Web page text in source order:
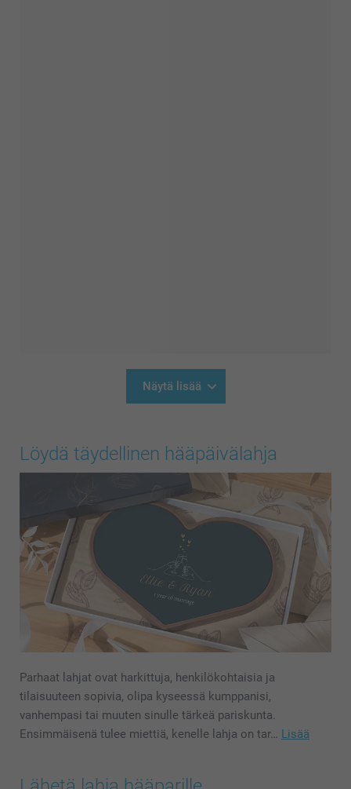
Näytä lisää
Löydä täydellinen hääpäivälahja
Parhaat lahjat ovat harkittuja, henkilökohtaisia ja
tilaisuuteen sopivia, olipa kyseessä kumppanisi,
vanhempasi tai muuten sinulle tärkeä pariskunta.
Ensimmäisenä tulee miettiä, kenelle lahja on tar… Lisää